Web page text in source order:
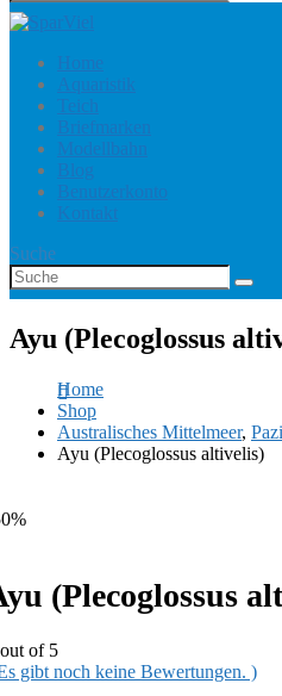
Home
Aquaristik
Teich
Briefmarken
Modellbahn
Blog
Benutzerkonto
Kontakt
Suche
Ayu (Plecoglossus
Home
Shop
Australisches Mittelmeer,
Ayu (Plecoglossus altivelis)
(Plecoglossus
of 5
gibt noch keine Bewertungen. )